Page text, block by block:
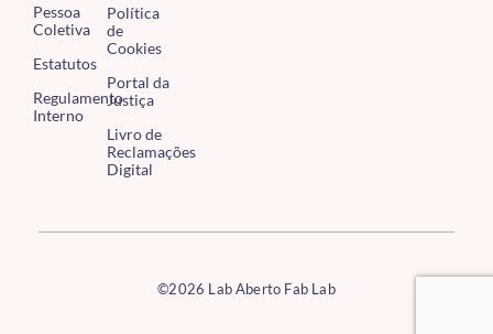
Pessoa
Coletiva
Estatutos
Regulamento
Interno
Política
de
Cookies
Portal da
Justiça
Livro de
Reclamações
Digital
©2026 Lab Aberto Fab Lab